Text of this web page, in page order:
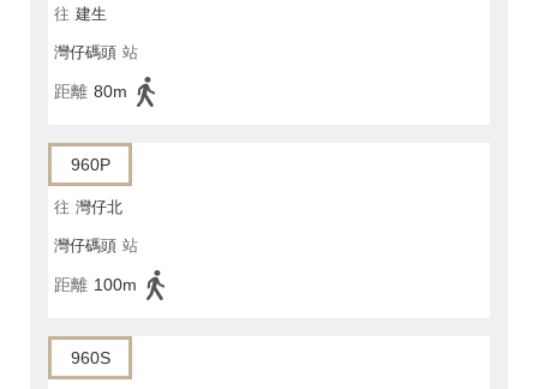
往 建生
灣仔碼頭 站
距離 80m
960P
往 灣仔北
灣仔碼頭 站
距離 100m
960S